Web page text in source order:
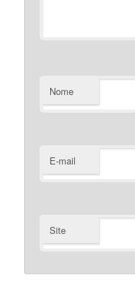
Nome
E-mail
Site